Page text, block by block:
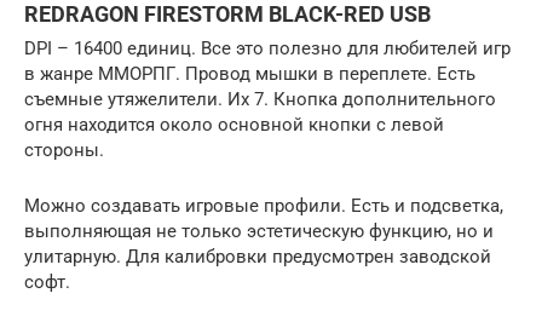
REDRAGON FIRESTORM BLACK-RED USB
DPI – 16400 единиц. Все это полезно для любителей игр
в жанре ММОРПГ. Провод мышки в переплете. Есть
съемные утяжелители. Их 7. Кнопка дополнительного
огня находится около основной кнопки с левой
стороны.
Можно создавать игровые профили. Есть и подсветка,
выполняющая не только эстетическую функцию, но и
улитарную. Для калибровки предусмотрен заводской
софт.